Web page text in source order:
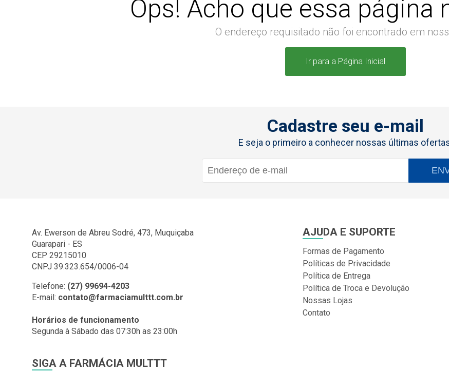
Ops! Acho que essa página
O endereço requisitado não foi encontrado em
Ir para a Página Inicial
Cadastre seu e-mail
E seja o primeiro a conhecer nossas últimas
Av. Ewerson de Abreu Sodré, 473, Muquiçaba
Guarapari - ES
CEP 29215010
CNPJ 39.323.654/0006-04
Telefone: (27) 99694-4203
E-mail: contato@farmaciamulttt.com.br
Horários de funcionamento
Segunda à Sábado das 07:30h as 23:00h
SIGA A FARMÁCIA MULTTT
AJUDA E SUPORTE
Formas de Pagamento
Políticas de Privacidade
Política de Entrega
Política de Troca e Devolução
Nossas Lojas
Contato